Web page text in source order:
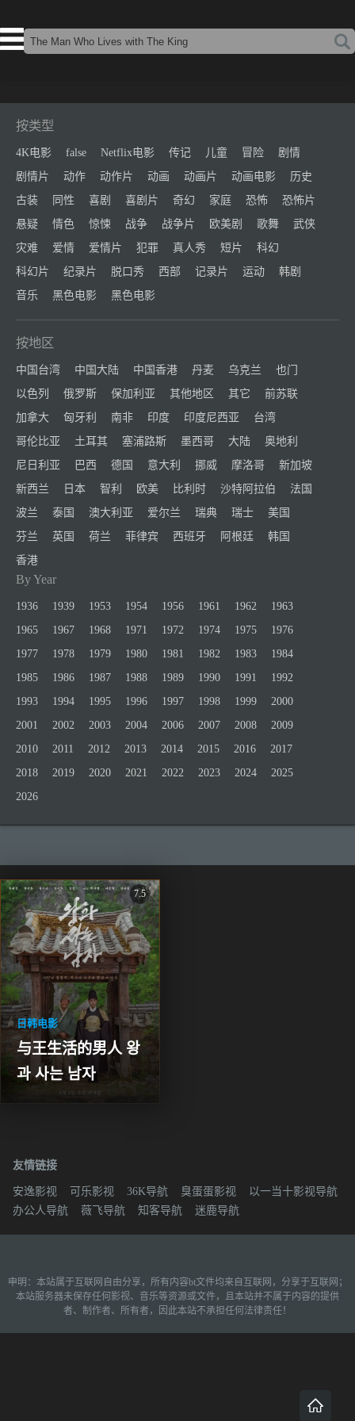
按类型
4K电影 false Netflix电影 传记 儿童 冒险
剧情
剧情片
动作 动作片 动画 动画片 动画电影
历史
古装
同性 喜剧 喜剧片 奇幻 家庭 恐怖
恐怖片
悬疑
情色 惊悚 战争 战争片 欧美剧 歌舞
武侠
灾难
爱情 爱情片 犯罪 真人秀 短片
科幻
科幻片
纪录片 脱口秀 西部 记录片 运动
韩剧
音乐
黑色电影 黑色电影
按地区
中国台湾 中国大陆 中国香港 丹麦 乌克兰
也门
以色列
俄罗斯 保加利亚 其他地区 其它
前苏联
加拿大
匈牙利 南非 印度 印度尼西亚
台湾
哥伦比亚
土耳其 塞浦路斯 墨西哥 大陆
奥地利
尼日利亚
巴西 德国 意大利 挪威 摩洛哥
新加坡
新西兰
日本 智利 欧美 比利时 沙特阿拉伯
法国
波兰
泰国 澳大利亚 爱尔兰 瑞典 瑞士
美国
芬兰
英国 荷兰 菲律宾 西班牙 阿根廷
韩国
香港
By Year
1936 1939 1953 1954 1956 1961 1962
1963
1965
1967 1968 1971 1972 1974 1975
1976
1977
1978 1979 1980 1981 1982 1983
1984
1985
1986 1987 1988 1989 1990 1991
1992
1993
1994 1995 1996 1997 1998 1999
2000
2001
2002 2003 2004 2006 2007 2008
2009
2010
2011 2012 2013 2014 2015 2016
2017
2018
2019 2020 2021 2022 2023 2024
2025
2026
7.5
日韩电影
与王生活的男人 왕
과 사는 남자
友情链接
安逸影视 可乐影视 36K导航 臭蛋蛋影视
以一当十影视导航
办公人导航
薇飞导航 知客导航 迷鹿导航
申明：本站属于互联网自由分享，所有内容bt文件均来自互联网，分享于互联网；
本站服务器未保存任何影视、音乐等资源或文件，且本站并不属于内容的提供
者、制作者、所有者，因此本站不承担任何法律责任！